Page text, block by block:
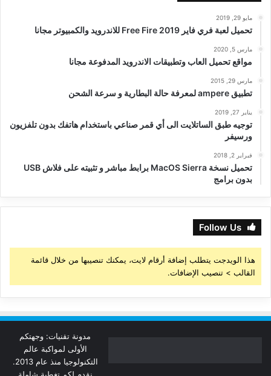
مايو 29, 2019
تحميل لعبة فري فاير Free Fire 2019 للاندرويد والكمبيوتر مجانا
مارس 5, 2020
مواقع تحميل العاب وتطبيقات الاندرويد المدفوعة مجانا
مارس 29, 2015
تطبيق ampere لمعرفة حالة البطارية و سرعة الشحن
يناير 27, 2019
توجيه طبق الساتلايت الى أي قمر صناعي باستخدام هاتفك بدون تلفزيون
ورسيفر
فبراير 2, 2018
تحميل نسخة MacOS Sierra برابط مباشر و تثبيته على فلاش USB
بدون برامج
Follow Us
هذا الويدجت يتطلب إضافة أرقام لايت، يمكنك تنصيبها من خلال قائمة
القالب > تنصيب الإضافات.
مدونة تقنيات: وجهتكم
الأولى لمواكبة عالم
التكنولوجيا منذ عام 2013.